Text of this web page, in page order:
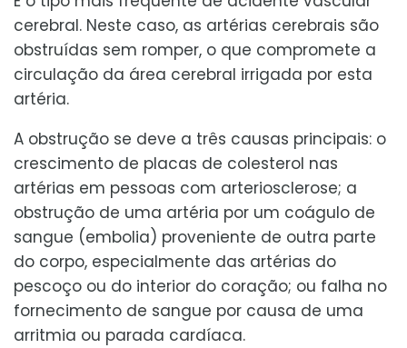
cerebral. Neste caso, as artérias cerebrais são
obstruídas sem romper, o que compromete a
circulação da área cerebral irrigada por esta
artéria.
A obstrução se deve a três causas principais: o
crescimento de placas de colesterol nas
artérias em pessoas com arteriosclerose; a
obstrução de uma artéria por um coágulo de
sangue (embolia) proveniente de outra parte
do corpo, especialmente das artérias do
pescoço ou do interior do coração; ou falha no
fornecimento de sangue por causa de uma
arritmia ou parada cardíaca.